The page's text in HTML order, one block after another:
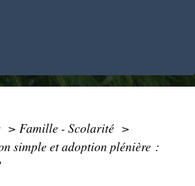
> Famille - Scolarité >
simple et adoption plénière :